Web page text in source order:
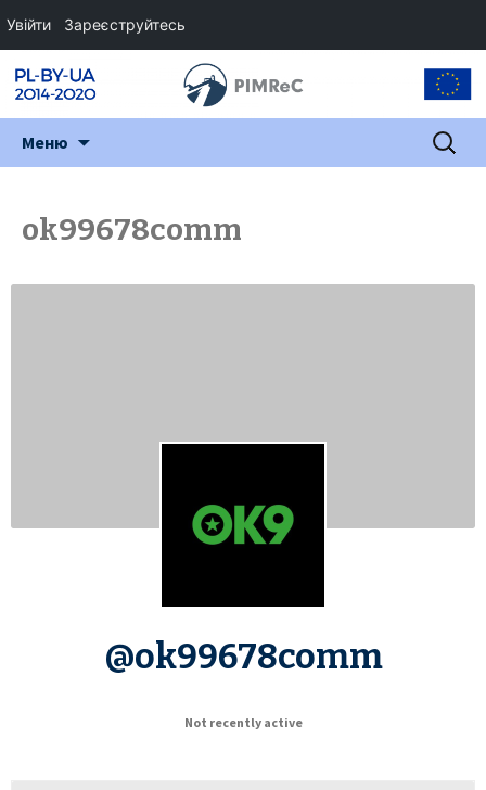
Меню Пошук:
ok99678comm
@ok99678comm
Not recently active
Увійти Зареєструйтесь